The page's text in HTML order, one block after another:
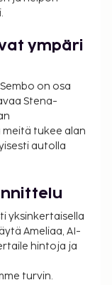
lastenvahti
Hotelli tarjoaa
on
ATOUT.
ja elokuussa.
paikan päällä
sisältyä
per henkilö
vuotta
ympäri
on osa
Stena-
tukee alan
autolla
yksinkertaisella
Ameliaa, AI-
hintoja ja
turvin.